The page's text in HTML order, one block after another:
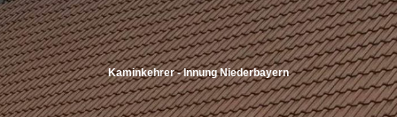
Kaminkehrer - Innung Niederbayern